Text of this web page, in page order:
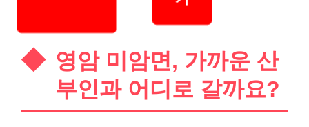
영암 미암면, 가까운 산
부인과 어디로 갈까요?